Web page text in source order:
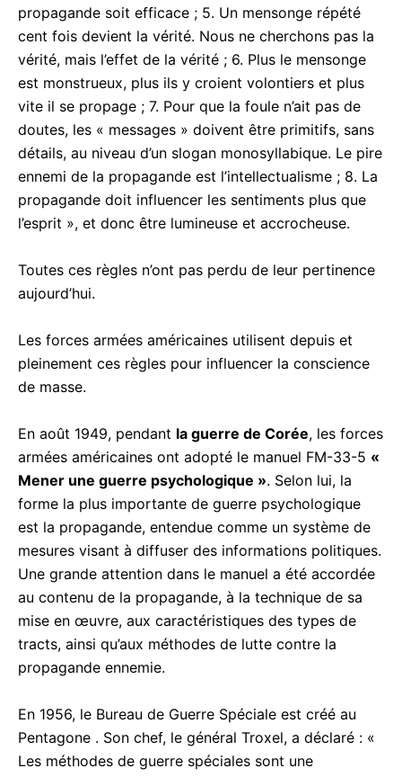
propagande soit efficace ; 5. Un mensonge répété
cent fois devient la vérité. Nous ne cherchons pas la
vérité, mais l’effet de la vérité ; 6. Plus le mensonge
est monstrueux, plus ils y croient volontiers et plus
vite il se propage ; 7. Pour que la foule n’ait pas de
doutes, les « messages » doivent être primitifs, sans
détails, au niveau d’un slogan monosyllabique. Le pire
ennemi de la propagande est l’intellectualisme ; 8. La
propagande doit influencer les sentiments plus que
l’esprit », et donc être lumineuse et accrocheuse.
Toutes ces règles n’ont pas perdu de leur pertinence
aujourd’hui.
Les forces armées américaines utilisent depuis et
pleinement ces règles pour influencer la conscience
de masse.
En août 1949, pendant la guerre de Corée, les forces
armées américaines ont adopté le manuel FM-33-5 «
Mener une guerre psychologique ». Selon lui, la
forme la plus importante de guerre psychologique
est la propagande, entendue comme un système de
mesures visant à diffuser des informations politiques.
Une grande attention dans le manuel a été accordée
au contenu de la propagande, à la technique de sa
mise en œuvre, aux caractéristiques des types de
tracts, ainsi qu’aux méthodes de lutte contre la
propagande ennemie.
En 1956, le Bureau de Guerre Spéciale est créé au
Pentagone . Son chef, le général Troxel, a déclaré : «
Les méthodes de guerre spéciales sont une